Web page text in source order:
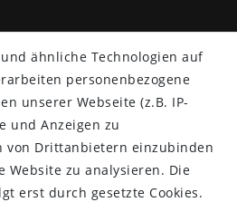
ähnliche Technologien auf
personenbezogene
unserer Webseite (z.B. IP-
und Anzeigen zu
von Drittanbietern einzubinden
Website zu analysieren. Die
erst durch gesetzte Cookies.